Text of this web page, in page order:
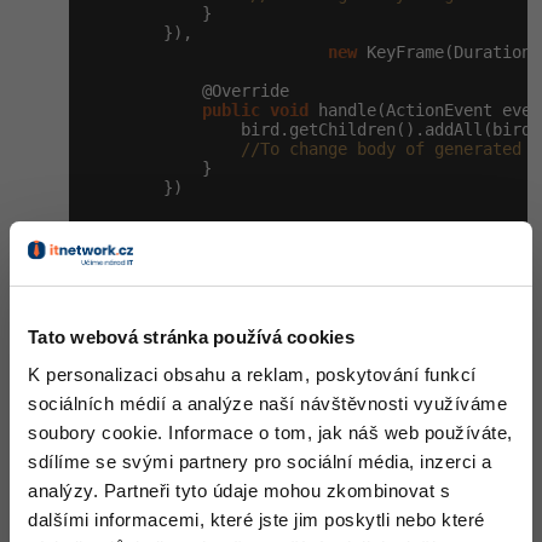
Tato webová stránka používá cookies
K personalizaci obsahu a reklam, poskytování funkcí
sociálních médií a analýze naší návštěvnosti využíváme
soubory cookie. Informace o tom, jak náš web používáte,
sdílíme se svými partnery pro sociální média, inzerci a
analýzy. Partneři tyto údaje mohou zkombinovat s
dalšími informacemi, které jste jim poskytli nebo které
Windows
Kybernetická bezpečnost
Fórum
            }
        }),
new
            @Override
public
void
handle(ActionEvent
//To change body of generated
            }
        })
                )
                 .build()
                .play();
        Scene scene =
new Scene(root, WITDH,
        primaryStage.setTitle(
"@Game@"
        primaryStage.setScene(scene);
        primaryStage.show();
/**
     * @param args the command line arguments